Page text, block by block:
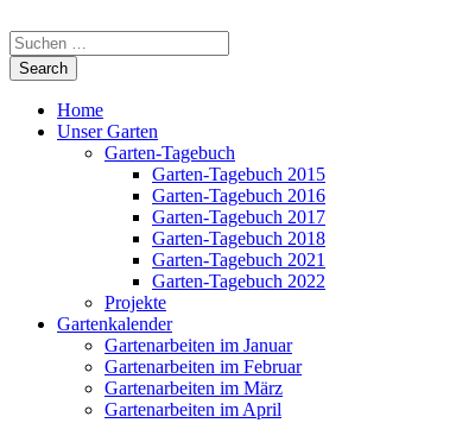
Home
Unser Garten
Garten-Tagebuch
Garten-Tagebuch 2015
Garten-Tagebuch 2016
Garten-Tagebuch 2017
Garten-Tagebuch 2018
Garten-Tagebuch 2021
Garten-Tagebuch 2022
Projekte
Gartenkalender
Gartenarbeiten im Januar
Gartenarbeiten im Februar
Gartenarbeiten im März
Gartenarbeiten im April